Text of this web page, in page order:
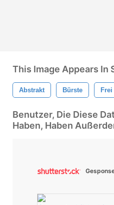
This Image Appears In
Abstrakt Bürste Frei
Benutzer, Die Diese
Haben, Haben